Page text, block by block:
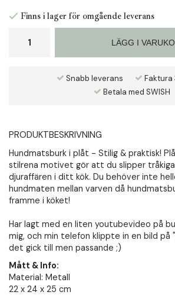
Finns i lager för omgående leverans
LÄGG I
Snabb leverans
Faktura
Betala med SWISH
PRODUKTBESKRIVNING
Hundmatsburk i plåt - Stilig & praktisk!
stilrena motivet gör att du slipper tråkiga
djuraffären i ditt kök. Du behöver inte
hundmaten mellan varven då
framme i köket!
Har lagt med en liten youtubevideo på
mig, och min telefon klippte in en bild på
det gick till men passande ;)
Mått & Info:
Material: Metall
22 x 24 x 25 cm